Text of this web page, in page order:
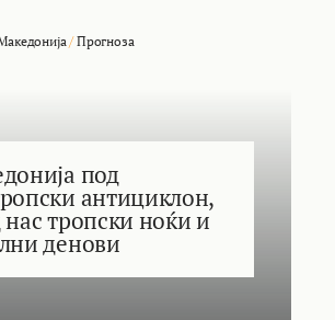
/Прогноза
под
антициклон,
тропски ноќи и
денови